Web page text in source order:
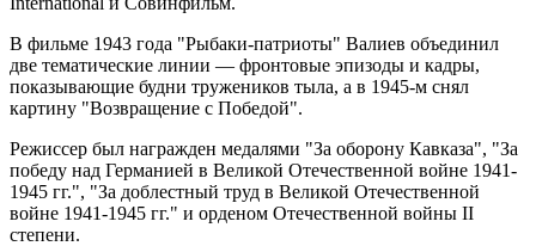
В фильме 1943 года "Рыбаки-патриоты" Валиев объединил
две тематические линии — фронтовые эпизоды и кадры,
показывающие будни тружеников тыла, а в 1945-м снял
картину "Возвращение с Победой".
Режиссер был награжден медалями "За оборону Кавказа", "За
победу над Германией в Великой Отечественной войне 1941-
1945 гг.", "За доблестный труд в Великой Отечественной
войне 1941-1945 гг." и орденом Отечественной войны II
степени.